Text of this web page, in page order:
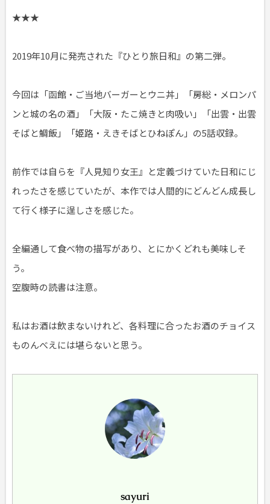
★★★
2019年10月に発売された『ひとり旅日和』の第二弾。
今回は「函館・ご当地バーガーとウニ丼」「房総・メロンパ
ンと城の名の酒」「大阪・たこ焼きと肉吸い」「出雲・出雲
そばと鯛飯」「姫路・えきそばとひねぽん」の5話収録。
前作では自らを『人見知り女王』と定義づけていた日和にじ
れったさを感じていたが、本作では人間的にどんどん成長し
て行く様子に逞しさを感じた。
全編通して食べ物の描写があり、とにかくどれも美味しそ
う。
空腹時の読書は注意。
私はお酒は飲まないけれど、各料理に合ったお酒のチョイス
ものんべえには堪らないと思う。
sayuri